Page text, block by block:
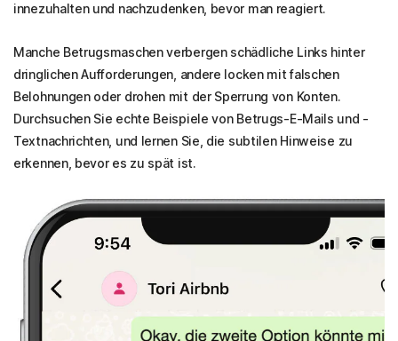
innezuhalten und nachzudenken, bevor man reagiert.
Manche Betrugsmaschen verbergen schädliche Links hinter
dringlichen Aufforderungen, andere locken mit falschen
Belohnungen oder drohen mit der Sperrung von Konten.
Durchsuchen Sie echte Beispiele von Betrugs-E-Mails und -
Textnachrichten, und lernen Sie, die subtilen Hinweise zu
erkennen, bevor es zu spät ist.